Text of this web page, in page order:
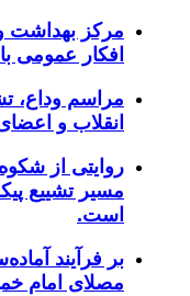
مرکز بهداشت و
افکار عمومی
مراسم وداع،
انقلاب و اعضای
روایتی از
مسیر تشییع
است.
بر فرآیند
مصلای امام